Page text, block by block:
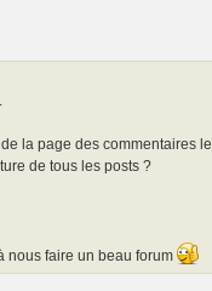
la page des commentaires
de tous les posts ?
nous faire un beau forum